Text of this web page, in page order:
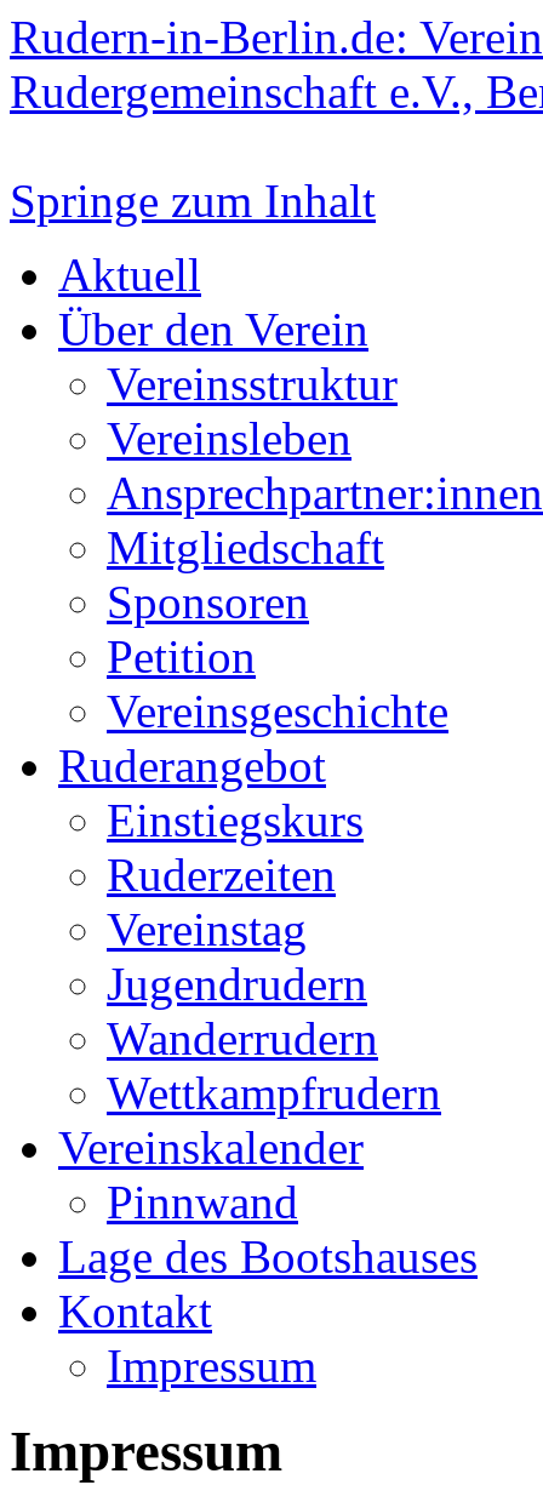
Rudern-in-Berlin.de:
Rudergemeinschaft e.V.,
Springe zum Inhalt
Aktuell
Über den Verein
Vereinsstruktur
Vereinsleben
Ansprechpartner:innen
Mitgliedschaft
Sponsoren
Petition
Vereinsgeschichte
Ruderangebot
Einstiegskurs
Ruderzeiten
Vereinstag
Jugendrudern
Wanderrudern
Wettkampfrudern
Vereinskalender
Pinnwand
Lage des Bootshauses
Kontakt
Impressum
Impressum